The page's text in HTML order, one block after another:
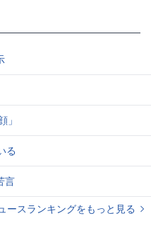
」
る
言
ースランキングをもっと見る